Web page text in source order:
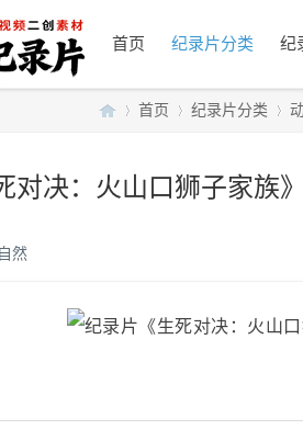
首页 纪录片分类 纪
暴
雪
»
首页
›
纪录片分类
›
对决：火山口狮子家族
然